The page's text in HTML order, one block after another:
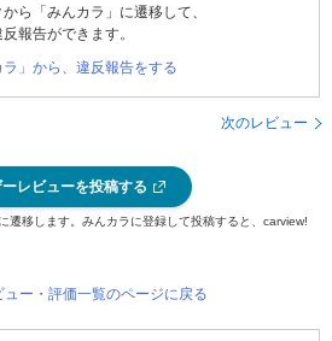
ら「みんカラ」に遷移して、
反報告ができます。
ラ」から、違反報告をする
次のレビュー
レビューを投稿する
遷移します。みんカラに登録して投稿すると、carview!
ー・評価一覧のページに戻る